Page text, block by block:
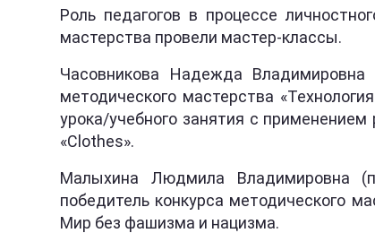
Роль педагогов в процессе
мастерства провели мастер-классы.
Часовникова Надежда
методического мастерства
урока/учебного занятия с применением
«Clothes».
Малыхина Людмила Владимировна
победитель конкурса методического
Мир без фашизма и нацизма.